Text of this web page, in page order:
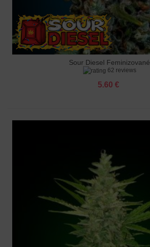
Sour Diesel Feminizované
62 reviews
5.60 €